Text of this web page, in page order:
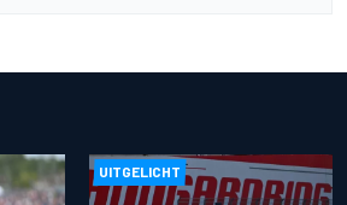
UITGELICHT